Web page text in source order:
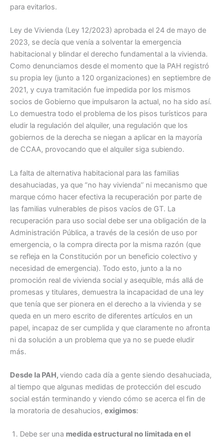
para evitarlos.
Ley de Vivienda (Ley 12/2023) aprobada el 24 de mayo de
2023, se decía que venía a solventar la emergencia
habitacional y blindar el derecho fundamental a la vivienda.
Como denunciamos desde el momento que la PAH registró
su propia ley (junto a 120 organizaciones) en septiembre de
2021, y cuya tramitación fue impedida por los mismos
socios de Gobierno que impulsaron la actual, no ha sido así.
Lo demuestra todo el problema de los pisos turísticos para
eludir la regulación del alquiler, una regulación que los
gobiernos de la derecha se niegan a aplicar en la mayoría
de CCAA, provocando que el alquiler siga subiendo.
La falta de alternativa habitacional para las familias
desahuciadas, ya que “no hay vivienda’’ ni mecanismo que
marque cómo hacer efectiva la recuperación por parte de
las familias vulnerables de pisos vacíos de GT. La
recuperación para uso social debe ser una obligación de la
Administración Pública, a través de la cesión de uso por
emergencia, o la compra directa por la misma razón (que
se refleja en la Constitución por un beneficio colectivo y
necesidad de emergencia). Todo esto, junto a la no
promoción real de vivienda social y asequible, más allá de
promesas y titulares, demuestra la incapacidad de una ley
que tenía que ser pionera en el derecho a la vivienda y se
queda en un mero escrito de diferentes artículos en un
papel, incapaz de ser cumplida y que claramente no afronta
ni da solución a un problema que ya no se puede eludir
más.
Desde la PAH, viendo cada día a gente siendo desahuciada,
al tiempo que algunas medidas de protección del escudo
social están terminando y viendo cómo se acerca el fin de
la moratoria de desahucios, exigimos:
Debe ser una medida estructural no limitada en el